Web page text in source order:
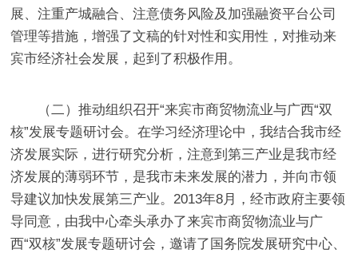
展、注重产城融合、注意债务风险及加强融资平台公司
管理等措施，增强了文稿的针对性和实用性，对推动来
宾市经济社会发展，起到了积极作用。
（二）推动组织召开“来宾市商贸物流业与广西“双
核”发展专题研讨会。在学习经济理论中，我结合我市经
济发展实际，进行研究分析，注意到第三产业是我市经
济发展的薄弱环节，是我市未来发展的潜力，并向市领
导建议加快发展第三产业。 2013年8月，经市政府主要领
导同意，由我中心牵头承办了来宾市商贸物流业与广
西“双核”发展专题研讨会，邀请了国务院发展研究中心、